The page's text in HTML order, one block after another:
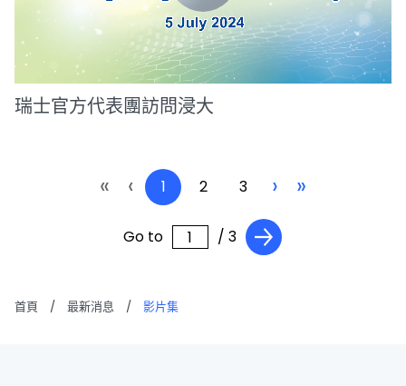
瑞士官方代表團訪問浸大
« ‹ 1 2 3 › »
Go to / 3
首頁 / 最新消息 / 影片集